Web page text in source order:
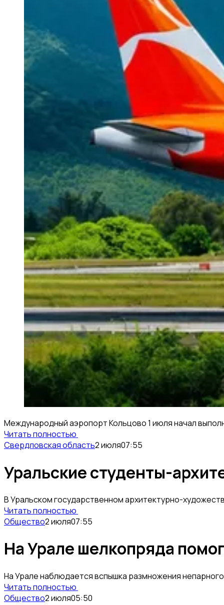
Международный аэропорт Кольцово 1 июля начал
Читать полностью
Свердловская область2 июля07:55
Уральские студенты-
В Уральском государственном архитектурно-
Читать полностью
Общество2 июля07:55
На Урале шелкопряда
На Урале наблюдается вспышка размножения
Читать полностью
Общество2 июля05:50